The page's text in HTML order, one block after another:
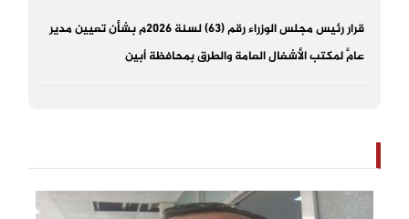
قرار رئيس مجلس الوزراء رقم (63) لسنة 2026م بشأن تعيين مدير
عامًّ لمكتب الأشغال العامة والطرق بمحافظة أبين